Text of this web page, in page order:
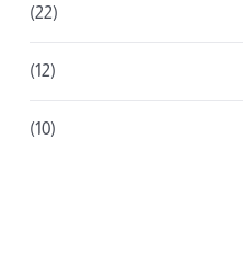
(22)
(12)
(10)